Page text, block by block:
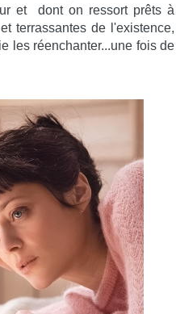
et dont on ressort prêts à
terrassantes de l'existence,
les réenchanter...une fois de